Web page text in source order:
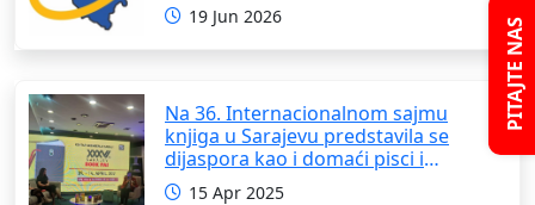
PITAJTE NAS
19 Jun 2026
Na 36. Internacionalnom sajmu
knjiga u Sarajevu predstavila se
dijaspora kao i domaći pisci i
umjetnici
15 Apr 2025